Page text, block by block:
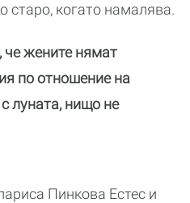
старо, когато намалява.
че жените нямат
по отношение на
луната, нищо не
Пинкова Естес и